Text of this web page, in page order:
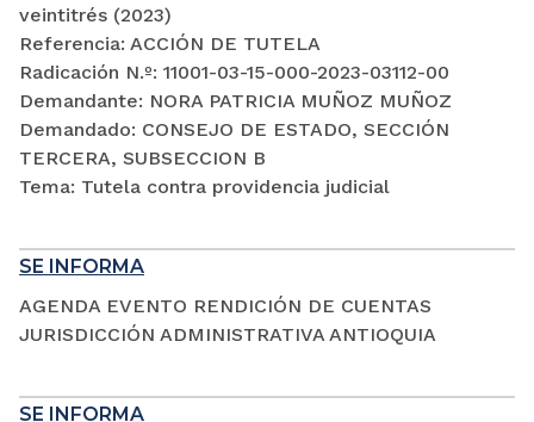
veintitrés (2023)
Referencia: ACCIÓN DE TUTELA
Radicación N.º: 11001-03-15-000-2023-03112-00
Demandante: NORA PATRICIA MUÑOZ MUÑOZ
Demandado: CONSEJO DE ESTADO, SECCIÓN
TERCERA, SUBSECCION B
Tema: Tutela contra providencia judicial
SE INFORMA
AGENDA EVENTO RENDICIÓN DE CUENTAS
JURISDICCIÓN ADMINISTRATIVA ANTIOQUIA
SE INFORMA